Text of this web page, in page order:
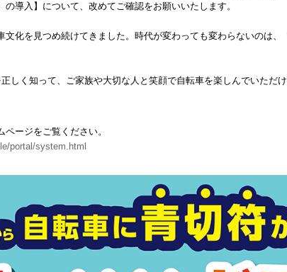
の導入】について、改めてご確認をお願いいたします。
文化を見つめ続けてきました。時代が変わっても変わらないのは
しく知って、ご家族や大切な人と笑顔で自転車を楽しんでいただ
ージをご覧ください。
portal/system.html